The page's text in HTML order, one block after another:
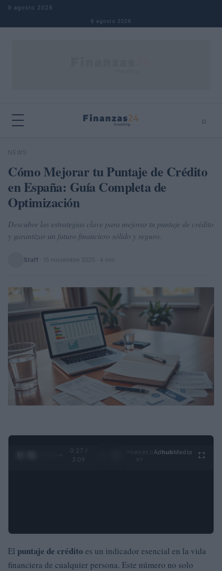
Saltar al contenido
9 agosto 2026
9 agosto 2026
⌕
Buscar
NEWS
Cómo Mejorar tu Puntaje de Crédito
en España: Guía Completa de
Optimización
Descubre las estrategias clave para mejorar tu puntaje de crédito
y garantizar un futuro financiero sólido y seguro.
Staff 15 noviembre 2025 · 4 min
0:28 /
3:09
Ad hubMedia
El puntaje de crédito es un indicador esencial en la vida
financiera de cualquier persona. Este número no solo